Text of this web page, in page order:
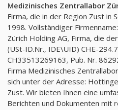
Medizinisches Zentrallabor
Firma, die in der Region Zust in
1998. Vollständiger
Zürich Holding AG, Firma, die
(USt-ID.Nr., IDE\UID) CHE-
CH33513269163, Pub. Nr.
Firma Medizinisches
sich unter der Adresse:
Zust. Wir bieten Ihnen eine
Berichten und Dokumenten mit